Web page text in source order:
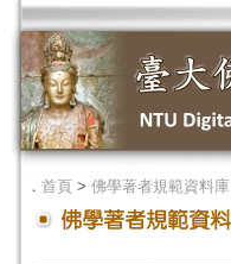
． 首頁> 佛學著者規範資料庫